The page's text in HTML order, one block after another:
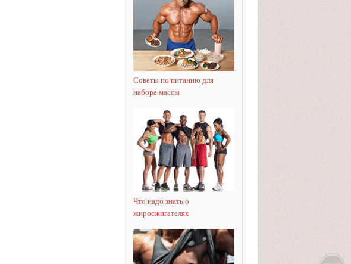
Советы по питанию для
набора массы
Что надо знать о
жиросжигателях